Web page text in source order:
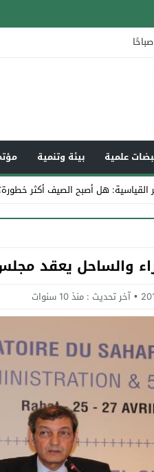
علمية بيئة وتنمية
القياسية: هل أصبح الصيف أكثر
والساحل يعقد
آخر تحديث : منذ 10 سنوات